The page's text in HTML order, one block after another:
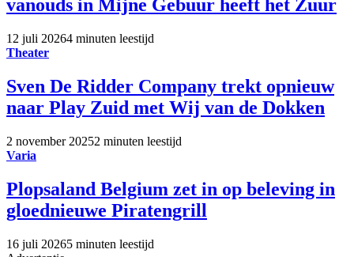
vanouds in Mijne Gebuur heeft het Zuur
12 juli 20264 minuten leestijd
Theater
Sven De Ridder Company trekt opnieuw
naar Play Zuid met Wij van de Dokken
2 november 20252 minuten leestijd
Varia
Plopsaland Belgium zet in op beleving in
gloednieuwe Piratengrill
16 juli 20265 minuten leestijd